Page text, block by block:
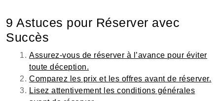
9 Astuces pour Réserver avec
Succès
Assurez-vous de réserver à l’avance pour éviter
toute déception.
Comparez les prix et les offres avant de réserver.
Lisez attentivement les conditions générales